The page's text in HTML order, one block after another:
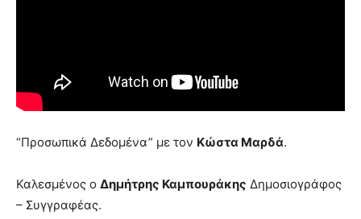
“Προσωπικά Δεδομένα” με τον Κώστα Μαρδά.
Καλεσμένος ο Δημήτρης Καμπουράκης Δημοσιογράφος
– Συγγραφέας.